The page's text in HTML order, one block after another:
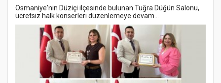
Osmaniye'nin Düziçi ilçesinde bulunan Tuğra Düğün Salonu,
ücretsiz halk konserleri düzenlemeye devam...